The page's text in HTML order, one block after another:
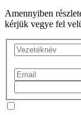
Amennyiben
kérjük vegye fel